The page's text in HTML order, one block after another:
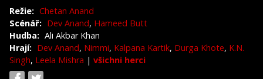
Režie: Chetan Anand
Scénář: Dev Anand, Hameed Butt
Hudba: Ali Akbar Khan
Hrají: Dev Anand, Nimmi, Kalpana Kartik, Durga Khote, K.N.
Singh, Leela Mishra | všichni herci